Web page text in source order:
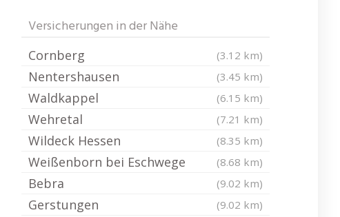
Versicherungen in der Nähe
Cornberg (3.12 km)
Nentershausen (3.45 km)
Waldkappel (6.15 km)
Wehretal (7.21 km)
Wildeck Hessen (8.35 km)
Weißenborn bei Eschwege (8.68 km)
Bebra (9.02 km)
Gerstungen (9.02 km)